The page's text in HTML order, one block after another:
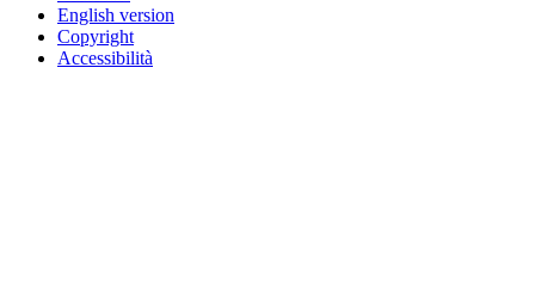
English version
Copyright
Accessibilità